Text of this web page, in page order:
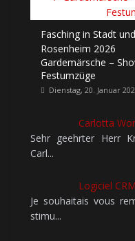
Fasching in Stadt
Rosenheim 2026
Gardemärsche –
Festumzüge
Dienstag, 20. Januar
Carlotta
Sehr geehrter Herr
Carl...
Logiciel
Je souhaitais vous
stimu...